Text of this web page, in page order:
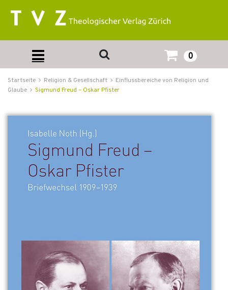
0
Startseite Religion & Gesellschaft
Einflussbereiche von Religion und
Glaube
Sigmund Freud – Oskar Pfister